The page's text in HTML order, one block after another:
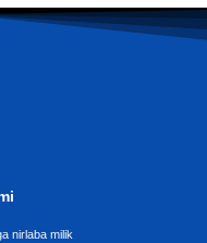
nirlaba milik